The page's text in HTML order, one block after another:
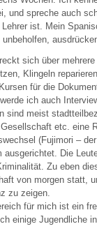
und spreche auch
Lehrer ist. Mein
sich über
Klingeln
für die
ich auch
sind meist
etc. eine
(Fujimori –
Die
Zu eben
von morgen statt,
zu zeigen.
für mich ist ein
einige Jugendliche